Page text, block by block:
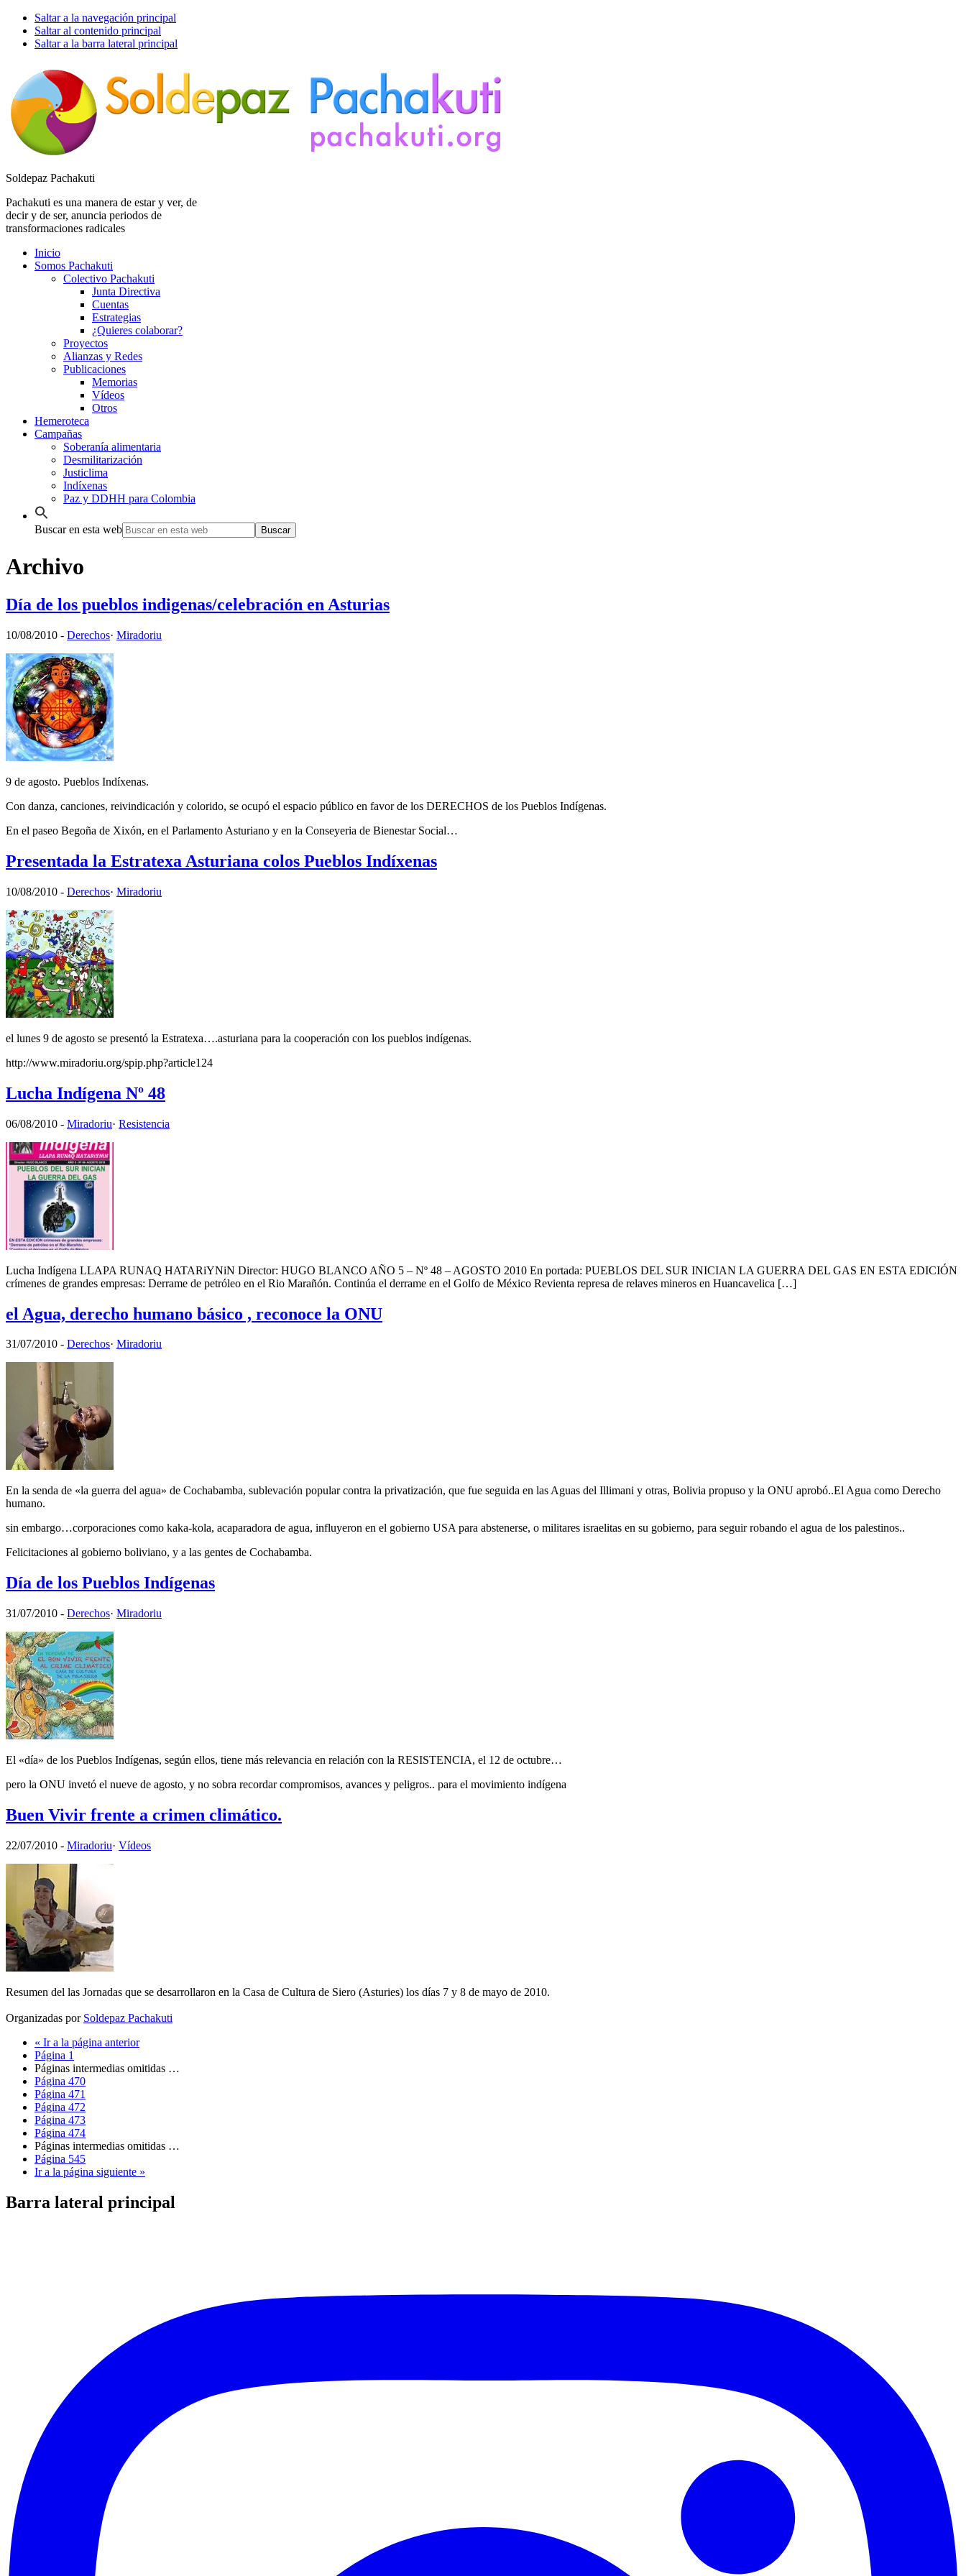
Saltar a la navegación principal
Saltar al contenido principal
Saltar a la barra lateral principal
Soldepaz Pachakuti
Pachakuti es una manera de estar y ver, de
decir y de ser, anuncia periodos de
transformaciones radicales
Inicio
Somos Pachakuti
Colectivo Pachakuti
Junta Directiva
Cuentas
Estrategias
¿Quieres colaborar?
Proyectos
Alianzas y Redes
Publicaciones
Memorias
Vídeos
Otros
Hemeroteca
Campañas
Soberanía alimentaria
Desmilitarización
Justiclima
Indíxenas
Paz y DDHH para Colombia
Buscar en esta web
Archivo
Día de los pueblos indigenas/celebración en Asturias
10/08/2010 - Derechos· Miradoriu
9 de agosto. Pueblos Indíxenas.
Con danza, canciones, reivindicación y colorido, se ocupó el espacio público en favor de los DERECHOS de los Pueblos Indígenas.
En el paseo Begoña de Xixón, en el Parlamento Asturiano y en la Conseyeria de Bienestar Social…
Presentada la Estratexa Asturiana colos Pueblos Indíxenas
10/08/2010 - Derechos· Miradoriu
el lunes 9 de agosto se presentó la Estratexa….asturiana para la cooperación con los pueblos indígenas.
http://www.miradoriu.org/spip.php?article124
Lucha Indígena Nº 48
06/08/2010 - Miradoriu· Resistencia
Lucha Indígena LLAPA RUNAQ HATARiYNiN Director: HUGO BLANCO AÑO 5 – Nº 48 – AGOSTO 2010 En portada: PUEBLOS DEL SUR INICIAN LA GUERRA DEL GAS EN ESTA EDICIÓN
crímenes de grandes empresas: Derrame de petróleo en el Rio Marañón. Continúa el derrame en el Golfo de México Revienta represa de relaves mineros en Huancavelica […]
el Agua, derecho humano básico , reconoce la ONU
31/07/2010 - Derechos· Miradoriu
En la senda de «la guerra del agua» de Cochabamba, sublevación popular contra la privatización, que fue seguida en las Aguas del Illimani y otras, Bolivia propuso y la ONU aprobó..El Agua como Derecho
humano.
sin embargo…corporaciones como kaka-kola, acaparadora de agua, influyeron en el gobierno USA para abstenerse, o militares israelitas en su gobierno, para seguir robando el agua de los palestinos..
Felicitaciones al gobierno boliviano, y a las gentes de Cochabamba.
Día de los Pueblos Indígenas
31/07/2010 - Derechos· Miradoriu
El «día» de los Pueblos Indígenas, según ellos, tiene más relevancia en relación con la RESISTENCIA, el 12 de octubre…
pero la ONU invetó el nueve de agosto, y no sobra recordar compromisos, avances y peligros.. para el movimiento indígena
Buen Vivir frente a crimen climático.
22/07/2010 - Miradoriu· Vídeos
Resumen del las Jornadas que se desarrollaron en la Casa de Cultura de Siero (Asturies) los días 7 y 8 de mayo de 2010.
Organizadas por Soldepaz Pachakuti
« Ir a la página anterior
Página 1
Páginas intermedias omitidas …
Página 470
Página 471
Página 472
Página 473
Página 474
Páginas intermedias omitidas …
Página 545
Ir a la página siguiente »
Barra lateral principal